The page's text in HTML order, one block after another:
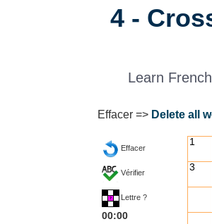
4 -
Learn
Effacer => Delete all
Effacer
Vérifier
Lettre ?
00:00
1
3